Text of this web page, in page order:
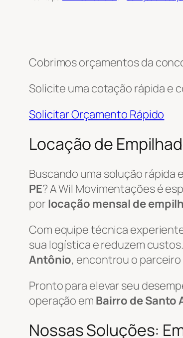
Cobrimos orçamentos da
Solicite uma cotação rápida e
Solicitar Orçamento Rápido
Locação de
Buscando uma solução rápida
PE? A Wil Movimentações é
por locação mensal de
Com equipe técnica
sua logística e reduzem
Antônio, encontrou o
Pronto para elevar seu
operação em Bairro de Santo
Nossas Soluções: